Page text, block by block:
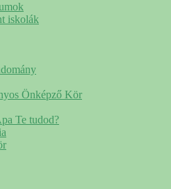
iskolák
Önképző Kör
Te tudod?